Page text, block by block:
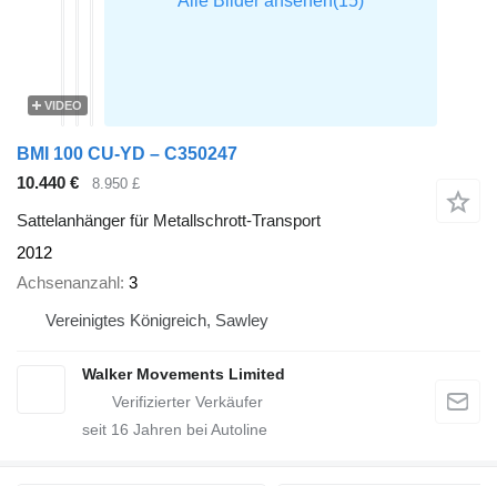
VIDEO
BMI 100 CU-YD – C350247
10.440 €
8.950 £
Sattelanhänger für Metallschrott-Transport
2012
Achsenanzahl 3
Vereinigtes Königreich, Sawley
Walker Movements Limited
seit 16 Jahren bei Autoline